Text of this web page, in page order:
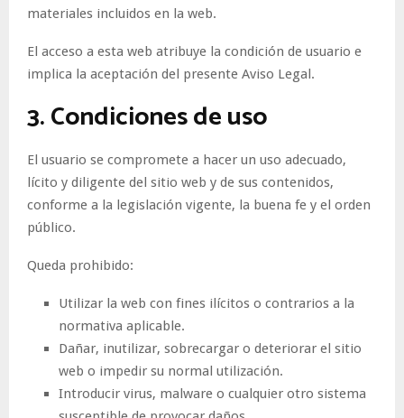
materiales incluidos en la web.
El acceso a esta web atribuye la condición de usuario e
implica la aceptación del presente Aviso Legal.
3. Condiciones de uso
El usuario se compromete a hacer un uso adecuado,
lícito y diligente del sitio web y de sus contenidos,
conforme a la legislación vigente, la buena fe y el orden
público.
Queda prohibido:
Utilizar la web con fines ilícitos o contrarios a la
normativa aplicable.
Dañar, inutilizar, sobrecargar o deteriorar el sitio
web o impedir su normal utilización.
Introducir virus, malware o cualquier otro sistema